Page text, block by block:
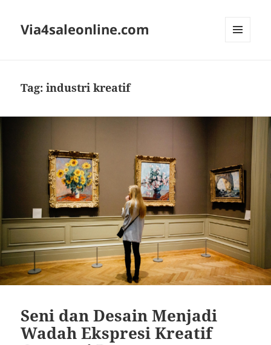
Via4saleonline.com
Tag:industri kreatif
Seni dan Desain Menjadi
Wadah Ekspresi Kreatif